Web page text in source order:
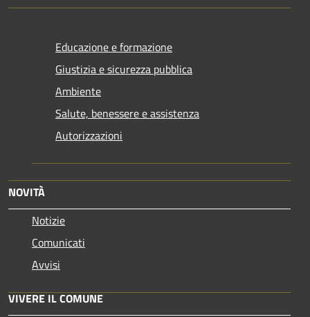
Educazione e formazione
Giustizia e sicurezza pubblica
Ambiente
Salute, benessere e assistenza
Autorizzazioni
NOVITÀ
Notizie
Comunicati
Avvisi
VIVERE IL COMUNE